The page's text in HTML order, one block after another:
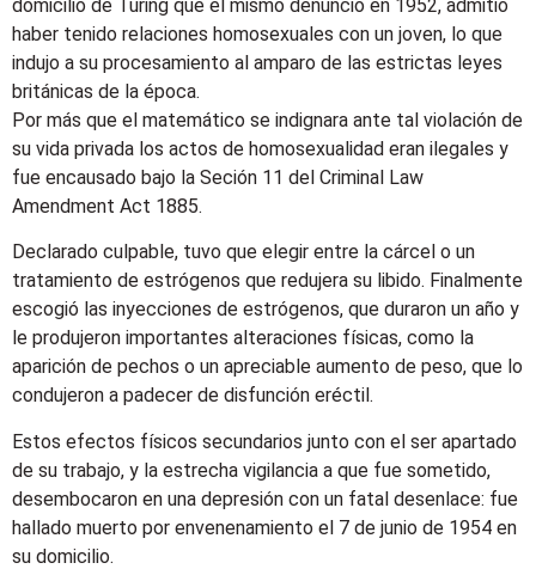
domicilio de Turing que él mismo denunció en 1952, admitió
haber tenido relaciones homosexuales con un joven, lo que
indujo a su procesamiento al amparo de las estrictas leyes
británicas de la época.
Por más que el matemático se indignara ante tal violación de
su vida privada los actos de homosexualidad eran ilegales y
fue encausado bajo la Seción 11 del Criminal Law
Amendment Act 1885.
Declarado culpable, tuvo que elegir entre la cárcel o un
tratamiento de estrógenos que redujera su libido. Finalmente
escogió las inyecciones de estrógenos, que duraron un año y
le produjeron importantes alteraciones físicas, como la
aparición de pechos o un apreciable aumento de peso, que lo
condujeron a padecer de disfunción eréctil.
Estos efectos físicos secundarios junto con el ser apartado
de su trabajo, y la estrecha vigilancia a que fue sometido,
desembocaron en una depresión con un fatal desenlace: fue
hallado muerto por envenenamiento el 7 de junio de 1954 en
su domicilio.